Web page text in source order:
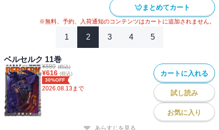
まとめてカート
※無料、予約、入荷通知のコンテンツはカートに追加されません。
1 2 3 4 5
ベルセルク 11巻
¥880 (税込)
¥616 (税込)
30%OFF
2026.08.13まで
カートに入れる
試し読み
お気に入り
あらすじを見る